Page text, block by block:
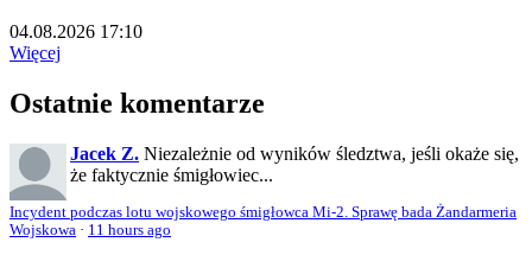
04.08.2026 17:10
Więcej
Ostatnie komentarze
Jacek Z. Niezależnie od wyników śledztwa, jeśli okaże się,
że faktycznie śmigłowiec...
Incydent podczas lotu wojskowego śmigłowca Mi-2. Sprawę bada Żandarmeria
Wojskowa · 11 hours ago